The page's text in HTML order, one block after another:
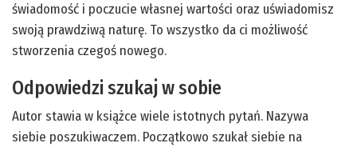
świadomość i poczucie własnej wartości oraz uświadomisz
swoją prawdziwą naturę. To wszystko da ci możliwość
stworzenia czegoś nowego.
Odpowiedzi szukaj w sobie
Autor stawia w książce wiele istotnych pytań. Nazywa
siebie poszukiwaczem. Początkowo szukał siebie na